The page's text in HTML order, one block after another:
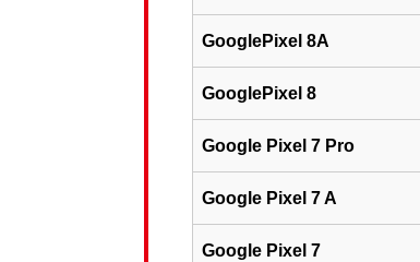
GooglePixel 8A
GooglePixel 8
Google Pixel 7 Pro
Google Pixel 7 A
Google Pixel 7